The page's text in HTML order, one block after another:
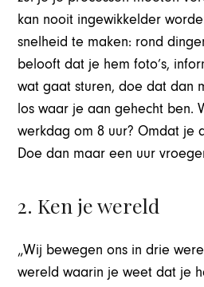
kan nooit ingewikkelder
snelheid te maken: rond
belooft dat je hem foto’s,
wat gaat sturen, doe dat dan
los waar je aan gehecht ben.
werkdag om 8 uur? Omdat je
Doe dan maar een uur
2. Ken je wereld
„Wij bewegen ons in drie
wereld waarin je weet dat je